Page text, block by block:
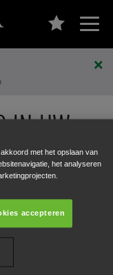
IN UW
met het opslaan van
het analyseren
accepteren